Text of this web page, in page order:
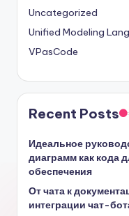
Uncategorized
Unified Modeling
VPasCode
Recent Posts
Идеальное
диаграмм как кода
обеспечения
От чата к
интеграции чат-